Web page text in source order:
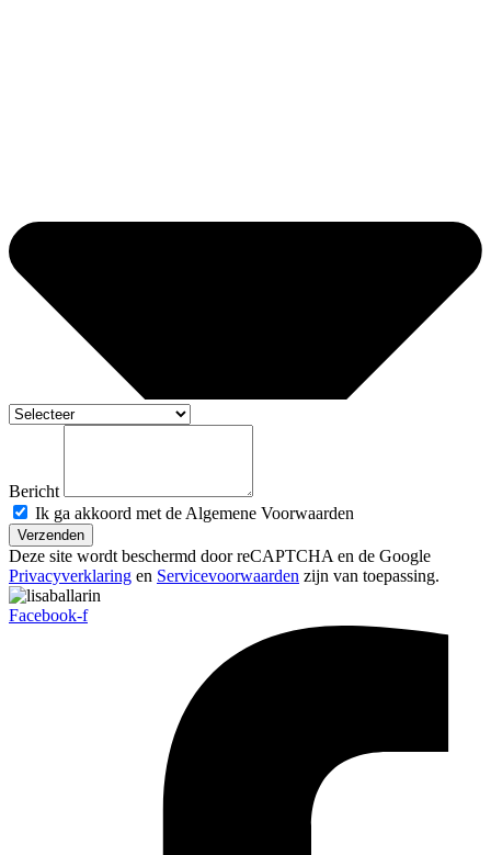
Bericht
Ik ga akkoord met de Algemene Voorwaarden
Verzenden
Deze site wordt beschermd door reCAPTCHA en de Google
Privacyverklaring en Servicevoorwaarden zijn van toepassing.
Facebook-f